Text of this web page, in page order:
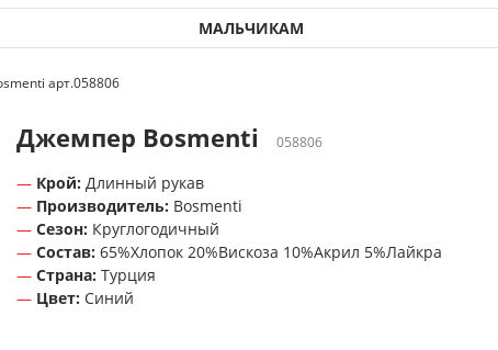
МАЛЬЧИКАМ
арт.058806
Джемпер Bosmenti 058806
Крой: Длинный рукав
Производитель: Bosmenti
Сезон: Круглогодичный
Состав: 65%Хлопок 20%Вискоза 10%Акрил 5%Лайкра
Страна: Турция
Цвет: Синий